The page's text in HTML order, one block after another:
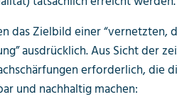
das Zielbild einer “vernetzten,
ausdrücklich. Aus Sicht der
erforderlich, die
und nachhaltig machen: